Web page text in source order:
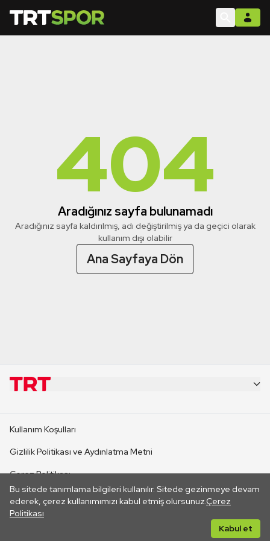
404
Aradığınız sayfa bulunamadı
Aradığınız sayfa kaldırılmış, adı değiştirilmiş ya da geçici olarak
kullanım dışı olabilir
Ana Sayfaya Dön
Bu sitede tanımlama bilgileri kullanılır. Sitede gezinmeye devam
ederek, çerez kullanımımızı kabul etmiş olursunuz.Çerez
Politikası
Kabul et
CANLI YAYINLAR
Kullanım Koşulları
Gizlilik Politikası ve Aydınlatma Metni
Çerez Politikası
İletişim
Her hakkı saklıdır. ©2026 TRT. Bağlantı yoluyla gidilen dış